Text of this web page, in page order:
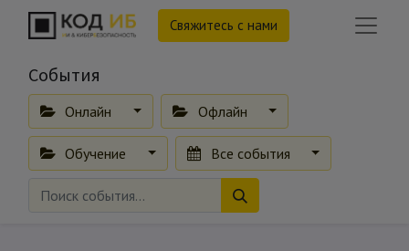
Свяжитесь с нами
События
Онлайн Офлайн
Обучение Все события